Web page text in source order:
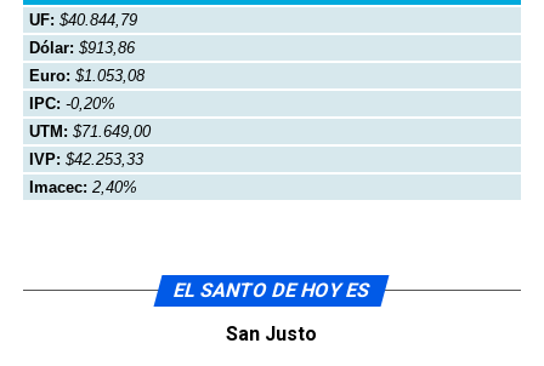
UF: $40.844,79
Dólar: $913,86
Euro: $1.053,08
IPC: -0,20%
UTM: $71.649,00
IVP: $42.253,33
Imacec: 2,40%
EL SANTO DE HOY ES
San Justo